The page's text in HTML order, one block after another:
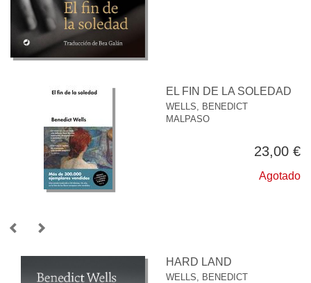
EL FIN DE LA SOLEDAD
WELLS, BENEDICT
MALPASO
23,00 €
Agotado
HARD LAND
WELLS, BENEDICT